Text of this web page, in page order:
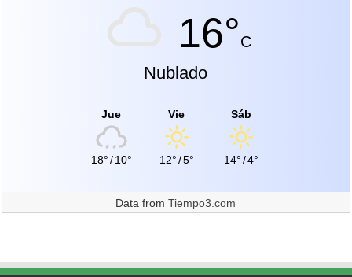
16°C
Nublado
Jue
18°/10°
Vie
12°/5°
Sáb
14°/4°
Data fromTiempo3.com